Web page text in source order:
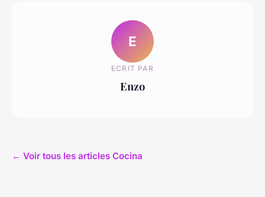
E
ECRIT PAR
Enzo
← Voir tous les articles Cocina